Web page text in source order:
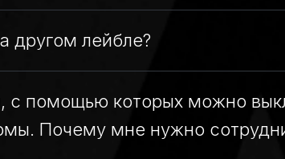
другом лейбле?
с помощью которых можно
Почему мне нужно